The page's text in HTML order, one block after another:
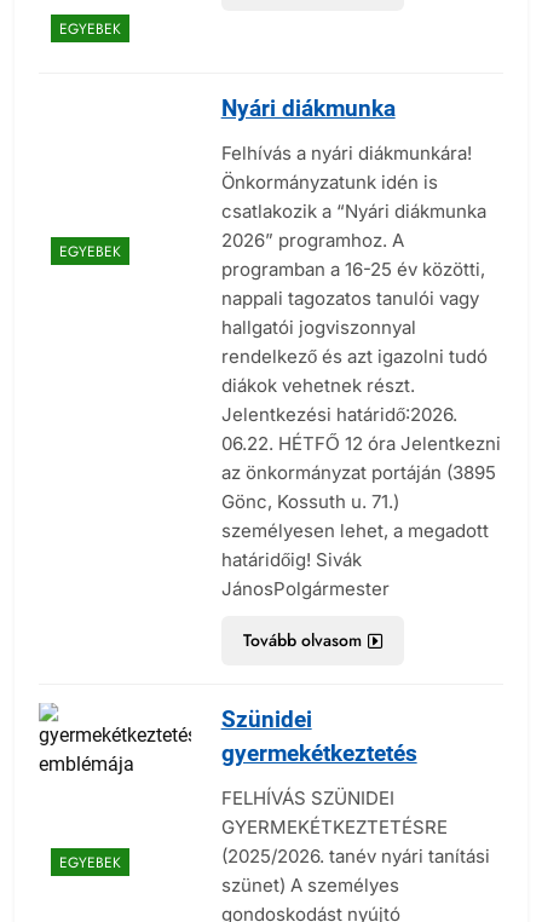
EGYEBEK
EGYEBEK
Nyári diákmunka
Felhívás a nyári diákmunkára!
Önkormányzatunk idén is
csatlakozik a “Nyári diákmunka
2026” programhoz. A
programban a 16-25 év közötti,
nappali tagozatos tanulói vagy
hallgatói jogviszonnyal
rendelkező és azt igazolni tudó
diákok vehetnek részt.
Jelentkezési határidő:2026.
06.22. HÉTFŐ 12 óra Jelentkezni
az önkormányzat portáján (3895
Gönc, Kossuth u. 71.)
személyesen lehet, a megadott
határidőig! Sivák
JánosPolgármester
Tovább olvasom
EGYEBEK
Szünidei
gyermekétkeztetés
FELHÍVÁS SZÜNIDEI
GYERMEKÉTKEZTETÉSRE
(2025/2026. tanév nyári tanítási
szünet) A személyes
gondoskodást nyújtó